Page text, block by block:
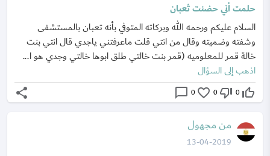
حلمت أني حضنت ثعبان
السلام عليكم ورحمه الله وبركاته المتوفي بأنه تعبان بالمستشفى
وشفته وضميته وقال من انتي قلت ماعرفتني ياجدي قال انتي بنت
خالة قمر للمعلوميه (قمر بنت خالتي طلق ابوها خالتي وجدي هو ا...
اذهب إلى السؤال
thumb_up_off_alt
0
thumb_down_off_alt
0
favorite_border
0
chat_bubble_outline
share
من مجهول
13-04-2019